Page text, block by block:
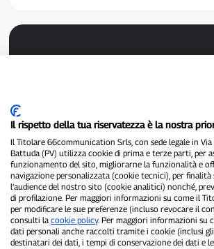
P300.it é um jornal
Número de registro 1/2021 de 01/02/2021 -
Proprietário e editor:66communication Srls-
02798890188.
Editor-chefe:Alessandro Secchi- Editor
Política de Privacidade-Política de
"Se isso realmente aconteceu, você
Il rispetto della tua riservatezza è la nostra
Il Titolare 66communication Srls, con sede legale in
Battuda (PV) utilizza cookie di prima e terze parti, per
funzionamento del sito, migliorarne la funzionalità e
navigazione personalizzata (cookie tecnici), per
l’audience del nostro sito (cookie analitici) nonché,
di profilazione. Per maggiori informazioni su come il
per modificare le sue preferenze (incluso revocare il
consulti la cookie policy. Per maggiori informazioni su
dati personali anche raccolti tramite i cookie (inclusi
destinatari dei dati, i tempi di conservazione dei dati e